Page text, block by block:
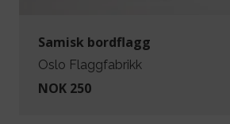
Samisk bordflagg
Oslo Flaggfabrikk
NOK 250